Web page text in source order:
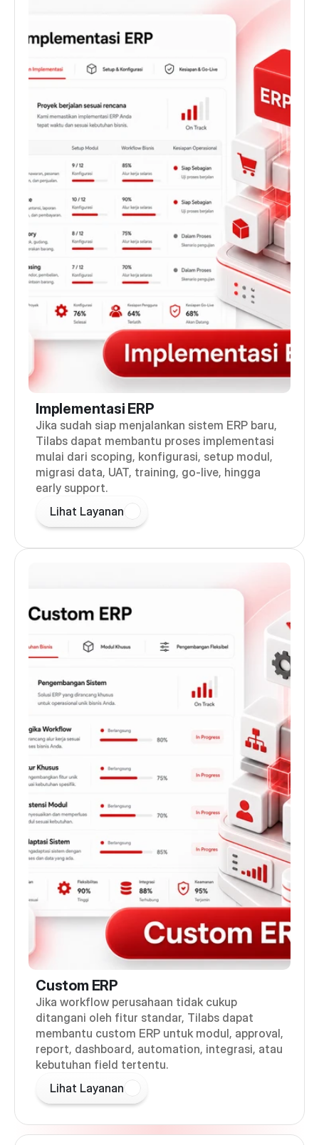
Implementasi ERP
Jika sudah siap menjalankan sistem ERP baru,
Tilabs dapat membantu proses implementasi
mulai dari scoping, konfigurasi, setup modul,
migrasi data, UAT, training, go-live, hingga
early support.
Lihat Layanan
Custom ERP
Jika workflow perusahaan tidak cukup
ditangani oleh fitur standar, Tilabs dapat
membantu custom ERP untuk modul, approval,
report, dashboard, automation, integrasi, atau
kebutuhan field tertentu.
Lihat Layanan